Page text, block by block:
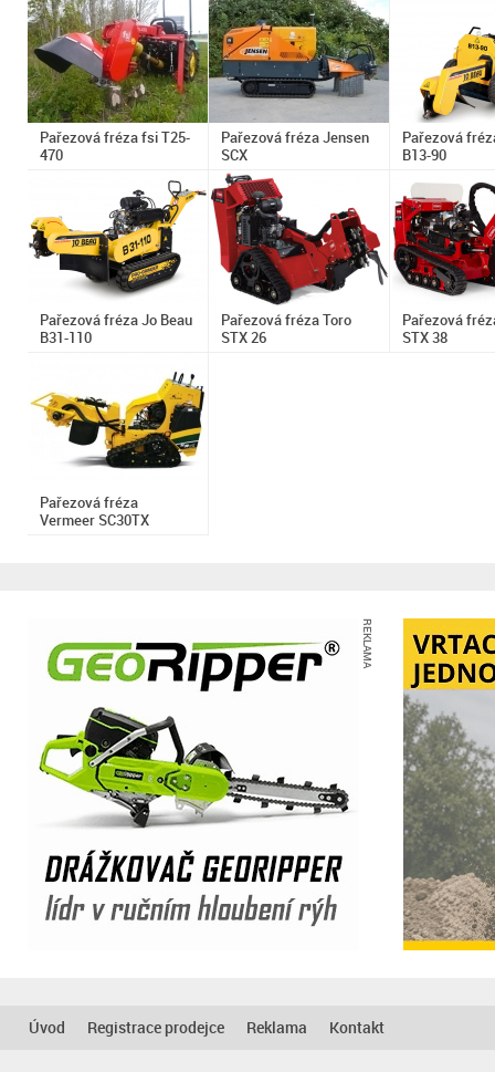
Pařezová fréza fsi T25-
470
Pařezová fréza Jensen
SCX
Pařezová
B13-90
Pařezová fréza Jo Beau
B31-110
Pařezová fréza Toro
STX 26
Pařezová
STX 38
Pařezová fréza
Vermeer SC30TX
REKLAMA
Úvod Registrace prodejce Reklama Kontakt